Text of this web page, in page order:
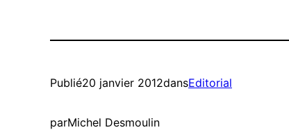
Publié20 janvier 2012dansEditorial
parMichel Desmoulin